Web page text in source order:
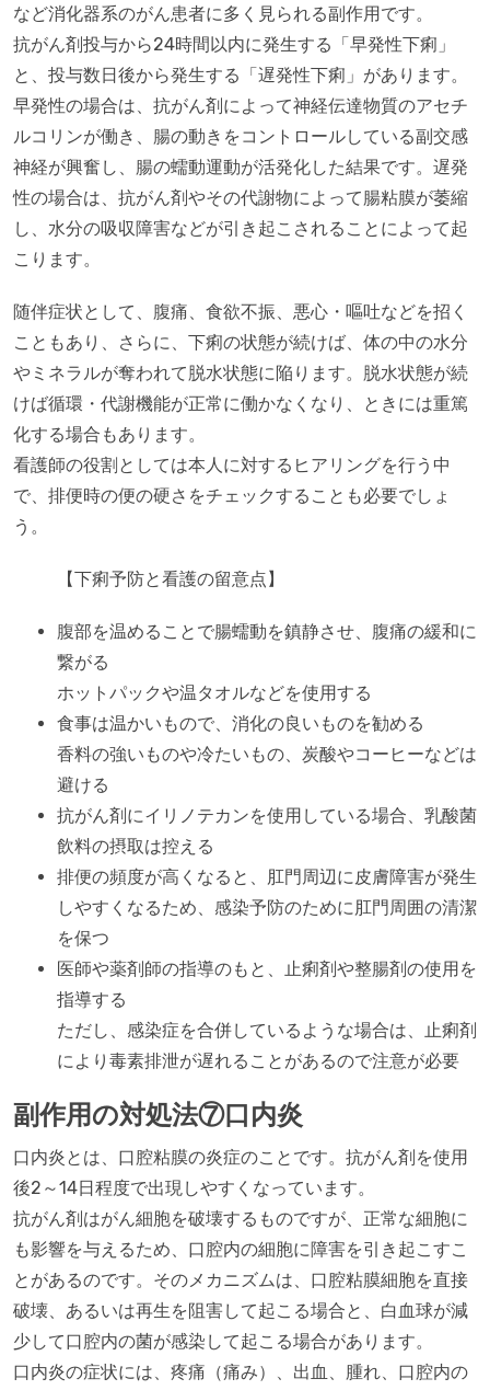
など消化器系のがん患者に多く見られる副作用です。
抗がん剤投与から24時間以内に発生する「早発性下痢」
と、投与数日後から発生する「遅発性下痢」があります。
早発性の場合は、抗がん剤によって神経伝達物質のアセチ
ルコリンが働き、腸の動きをコントロールしている副交感
神経が興奮し、腸の蠕動運動が活発化した結果です。遅発
性の場合は、抗がん剤やその代謝物によって腸粘膜が萎縮
し、水分の吸収障害などが引き起こされることによって起
こります。
随伴症状として、腹痛、食欲不振、悪心・嘔吐などを招く
こともあり、さらに、下痢の状態が続けば、体の中の水分
やミネラルが奪われて脱水状態に陥ります。脱水状態が続
けば循環・代謝機能が正常に働かなくなり、ときには重篤
化する場合もあります。
看護師の役割としては本人に対するヒアリングを行う中
で、排便時の便の硬さをチェックすることも必要でしょ
う。
【下痢予防と看護の留意点】
腹部を温めることで腸蠕動を鎮静させ、腹痛の緩和に
繋がる
ホットパックや温タオルなどを使用する
食事は温かいもので、消化の良いものを勧める
香料の強いものや冷たいもの、炭酸やコーヒーなどは
避ける
抗がん剤にイリノテカンを使用している場合、乳酸菌
飲料の摂取は控える
排便の頻度が高くなると、肛門周辺に皮膚障害が発生
しやすくなるため、感染予防のために肛門周囲の清潔
を保つ
医師や薬剤師の指導のもと、止痢剤や整腸剤の使用を
指導する
ただし、感染症を合併しているような場合は、止痢剤
により毒素排泄が遅れることがあるので注意が必要
副作用の対処法⑦口内炎
口内炎とは、口腔粘膜の炎症のことです。抗がん剤を使用
後2～14日程度で出現しやすくなっています。
抗がん剤はがん細胞を破壊するものですが、正常な細胞に
も影響を与えるため、口腔内の細胞に障害を引き起こすこ
とがあるのです。そのメカニズムは、口腔粘膜細胞を直接
破壊、あるいは再生を阻害して起こる場合と、白血球が減
少して口腔内の菌が感染して起こる場合があります。
口内炎の症状には、疼痛（痛み）、出血、腫れ、口腔内の